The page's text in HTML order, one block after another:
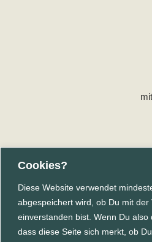
Cookies?
Diese Website verwendet
abgespeichert wird, ob Du mit
einverstanden bist. Wenn Du also
dass diese Seite sich merkt, ob
Schreibe eine